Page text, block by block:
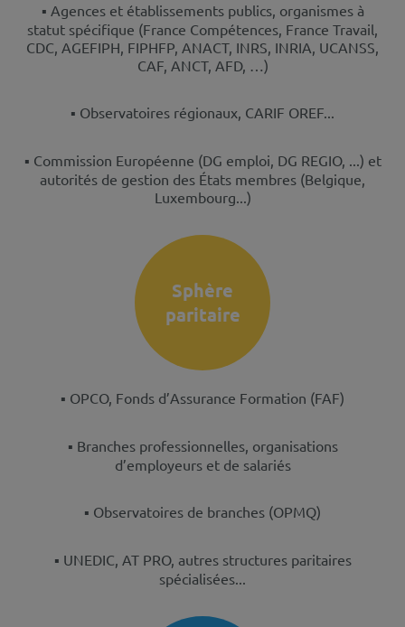
▪️ Agences et établissements publics, organismes à
statut spécifique (France Compétences, France Travail,
CDC, AGEFIPH, FIPHFP, ANACT, INRS, INRIA, UCANSS,
CAF, ANCT, AFD, …)
▪️ Observatoires régionaux, CARIF OREF...
▪️ Commission Européenne (DG emploi, DG REGIO, ...) et
autorités de gestion des États membres (Belgique,
Luxembourg...)
Sphère
paritaire
▪️ OPCO, Fonds d’Assurance Formation (FAF)
▪️ Branches professionnelles, organisations
d’employeurs et de salariés
▪️ Observatoires de branches (OPMQ)
▪️ UNEDIC, AT PRO, autres structures paritaires
spécialisées...